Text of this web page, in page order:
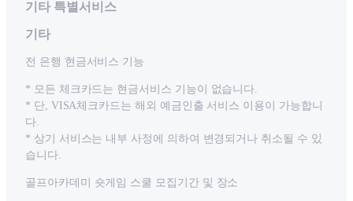
기타 특별서비스
기타
전 은행 현금서비스 기능
* 모든 체크카드는 현금서비스 기능이 없습니다.
* 단, VISA체크카드는 해외 예금인출 서비스 이용이 가능합니
다.
* 상기 서비스는 내부 사정에 의하여 변경되거나 취소될 수 있
습니다.
골프아카데미 숏게임 스쿨 모집기간 및 장소